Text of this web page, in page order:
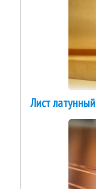
Лист латунный